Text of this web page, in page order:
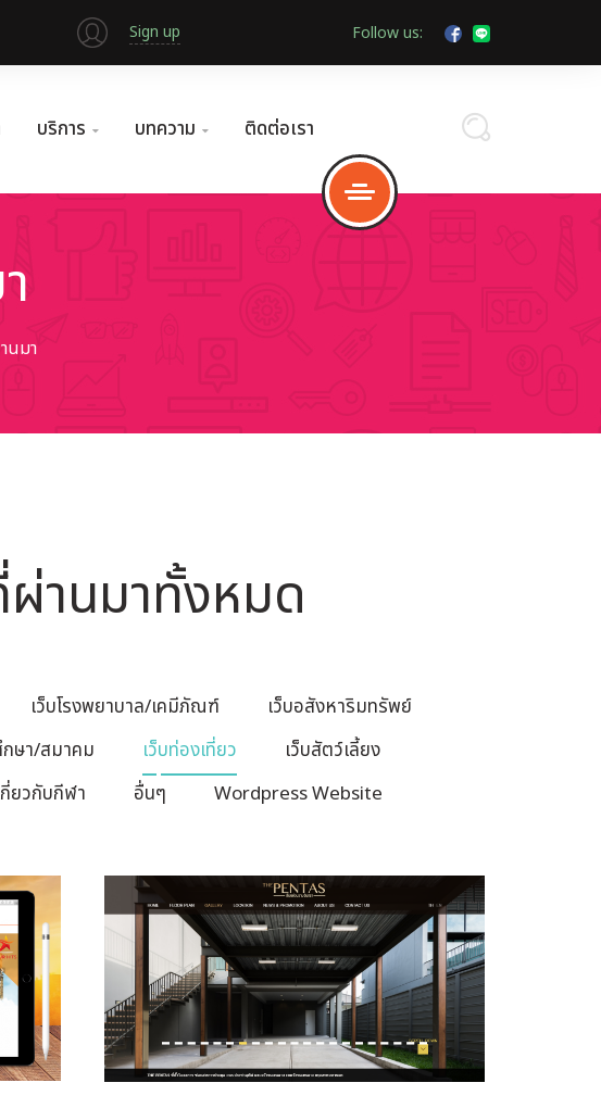
Sign up Follow us:
บริการ  บทความ  ติดต่อเรา
นมา
ผ่านมาทั้งหมด
เว็บโรงพยาบาล/เคมีภัณฑ์
เว็บอสังหาริมทรัพย์
กษา/สมาคม เว็บท่องเที่ยว
เว็บสัตว์เลี้ยง
กี่ยวกับกีฬา อื่นๆ Wordpress Website